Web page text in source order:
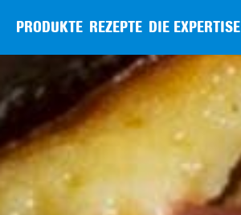
PRODUKTE REZEPTE DIE EXPERTISE